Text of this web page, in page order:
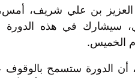
العزيز بن علي شريف،
سيشارك في هذه الدورة
أن الدورة ستسمح بالوقوف